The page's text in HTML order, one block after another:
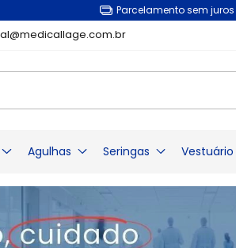
Parcelamento sem
Agulhas
Agulha Hipodérmica
Agulha para Anestesia
Agulha Raquidiana Spinal
Seringas
Seringa Descartável
Seringa de Insulina
Ultra-Fine BD
Vestuário
Avental